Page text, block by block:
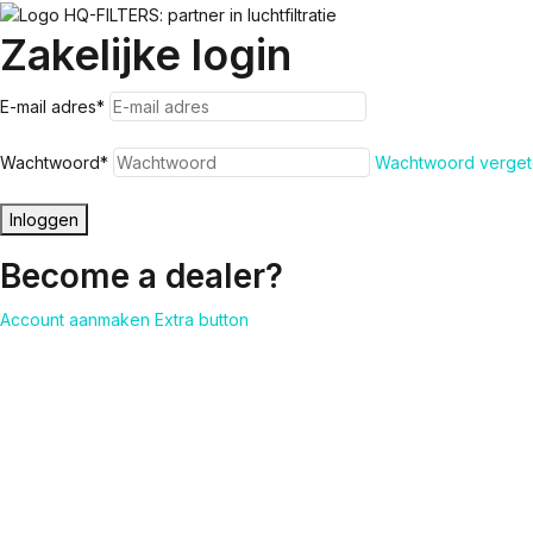
Zakelijke login
E-mail adres*
Wachtwoord* Wachtwoord
Inloggen
Become a dealer?
Account aanmaken Extra button